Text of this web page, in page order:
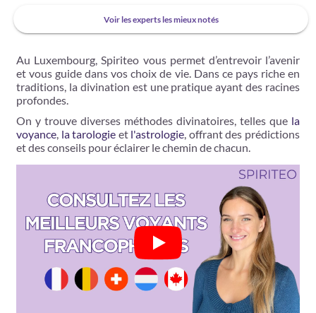
Voir les experts les mieux notés
Au Luxembourg, Spiriteo vous permet d’entrevoir l’avenir
et vous guide dans vos choix de vie. Dans ce pays riche en
traditions, la divination est une pratique ayant des racines
profondes.
On y trouve diverses méthodes divinatoires, telles que la
voyance, la tarologie et l'astrologie, offrant des prédictions
et des conseils pour éclairer le chemin de chacun.